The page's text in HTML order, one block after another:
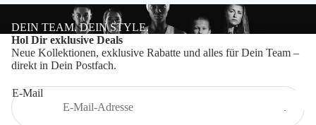
DEIN TEAM. DEIN STYLE.
Hol Dir exklusive Deals
Neue Kollektionen, exklusive Rabatte und alles für Dein Team –
direkt in Dein Postfach.
E-Mail
Datenschutzerklärung
Impressum
Kontaktinformationen